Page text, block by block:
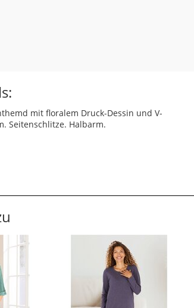
mit floralem Druck-Dessin und V-
Seitenschlitze. Halbarm.